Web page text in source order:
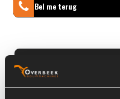
Bel me terug
Voorraad nummer: